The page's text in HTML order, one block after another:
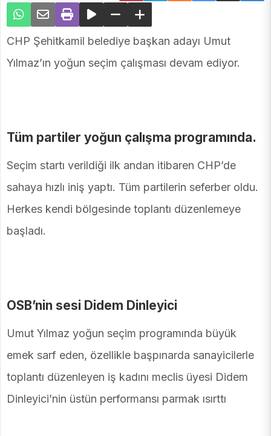
CHP Şehitkamil belediye başkan adayı Umut
Yılmaz’ın yoğun seçim çalışması devam ediyor.
Tüm partiler yoğun çalışma programında.
Seçim startı verildiği ilk andan itibaren CHP’de
sahaya hızlı iniş yaptı. Tüm partilerin seferber oldu.
Herkes kendi bölgesinde toplantı düzenlemeye
başladı.
OSB’nin sesi Didem Dinleyici
Umut Yılmaz yoğun seçim programında büyük
emek sarf eden, özellikle başpınarda sanayicilerle
toplantı düzenleyen iş kadını meclis üyesi Didem
Dinleyici’nin üstün performansı parmak ısırttı